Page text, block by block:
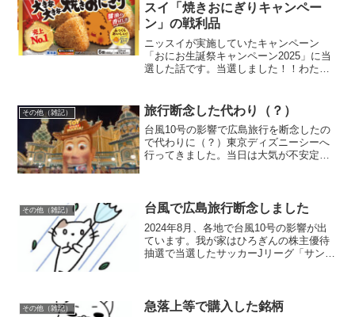
スイ「焼きおにぎりキャンペー
ン」の戦利品
ニッスイが実施していたキャンペーン
「おにお生誕祭キャンペーン2025」に当
選した話です。当選しました！！わたし
ッスイの人気商品「大きな大きな焼きお
にぎり」 をはじめ...
その他（雑記） 旅行断念した代わり（？）
台風10号の影響で広島旅行を断念したの
で代わりに（？）東京ディズニーシーへ
行ってきました。当日は大気が不安定で
パスをGET。大体のア...
その他（雑記） 台風で広島旅行断念しました
2024年8月、各地で台風10号の影響が出
ています。我が家はひろぎんの株主優待
抽選で当選したサッカーJリーグ「サンフ
行機レンタカ...
その他（雑記） 急落上等で購入した銘柄